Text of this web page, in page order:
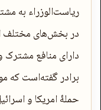
ریاست‌الوزراء به
در بخش‌های مختلف
دارای منافع مشترک
برادر گفته‌است که
حملۀ امریکا و